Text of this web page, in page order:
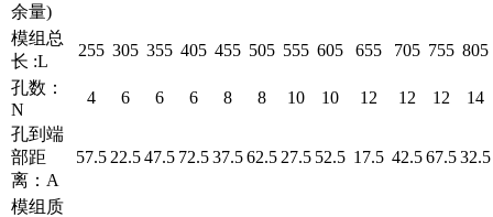
余量)
模组总
长 :L
255 305 355 405 455 505 555 605 655 705 755 805
孔数：
N
4 6 6 6 8 8 10 10 12 12 12
14
孔到端
部距
离：A
57.5 22.547.5 72.537.562.5 27.5 52.5 17.5 42.567.532.5
模组质